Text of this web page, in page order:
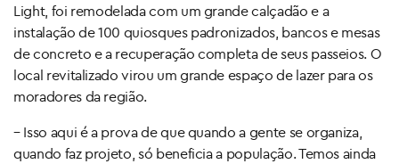
Light, foi remodelada com um grande calçadão e a
instalação de 100 quiosques padronizados, bancos e mesas
de concreto e a recuperação completa de seus passeios. O
local revitalizado virou um grande espaço de lazer para os
moradores da região.
– Isso aqui é a prova de que quando a gente se organiza,
quando faz projeto, só beneficia a população. Temos ainda